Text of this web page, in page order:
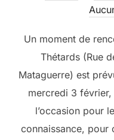
Un moment de
Thétards (Rue
Mataguerre) est
mercredi 3
l’occasion pour
connaissance, pour